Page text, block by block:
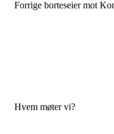
Forrige borteseier mot
Hvem møter vi?